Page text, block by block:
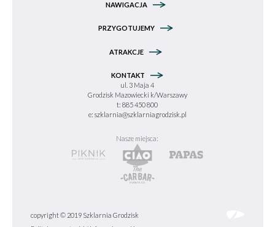
NAWIGACJA
PRZYGOTUJEMY
ATRAKCJE
KONTAKT
ul. 3 Maja 4
Grodzisk Mazowiecki k/Warszawy
t: 885 450 800
e: szklarnia@szklarniagrodzisk.pl
Nasze miejsca:
copyright © 2019 Szklarnia Grodzisk